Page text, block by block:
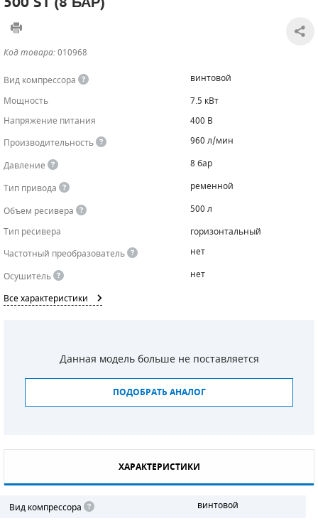
Код товара:010968
Вид компрессора
винтовой
Мощность
7.5 кВт
Напряжение питания
400 В
Производительность
960 л/мин
Давление
8 бар
Тип привода
ременной
Объем ресивера
500 л
Тип ресивера
горизонтальный
Частотный преобразователь
нет
Осушитель
нет
Все характеристики
Данная модель больше не поставляется
ПОДОБРАТЬ АНАЛОГ
ХАРАКТЕРИСТИКИ
Вид компрессора
винтовой
САДОВАЯ ТЕХНИКА
ЧИЛЛЕРЫ
КАНАЛИЗАЦИОННЫЕ НАСОСЫ
БЕНЗИНОВЫЕ МОТОПОМПЫ
ТАЛИ И ТЕЛЬФЕРЫ
ОСВЕТИТЕЛЬНЫЕ МАЧТЫ
КОНТРОЛЛЕРЫ (БЛОКИ УПРАВЛЕНИЯ)
ПРЕДОХРАНИТЕЛЬНЫЕ КЛАПАНЫ
ОБРАТНЫЕ КЛАПАНЫ
РЕЛЕ ДАВЛЕНИЯ ДЛЯ ДЛЯ КОМПРЕССОРОВ
ДАТЧИКИ
РУКАВА ВЫСОКОГО ДАВЛЕНИЯ (РВД)
ЗАПЧАСТИ ДЛЯ ВИНТОВЫХ КОМПРЕССОРОВ
БЕНЗИНОВЫЕ ДВИГАТЕЛИ
ДЕТАЛИ ДВС